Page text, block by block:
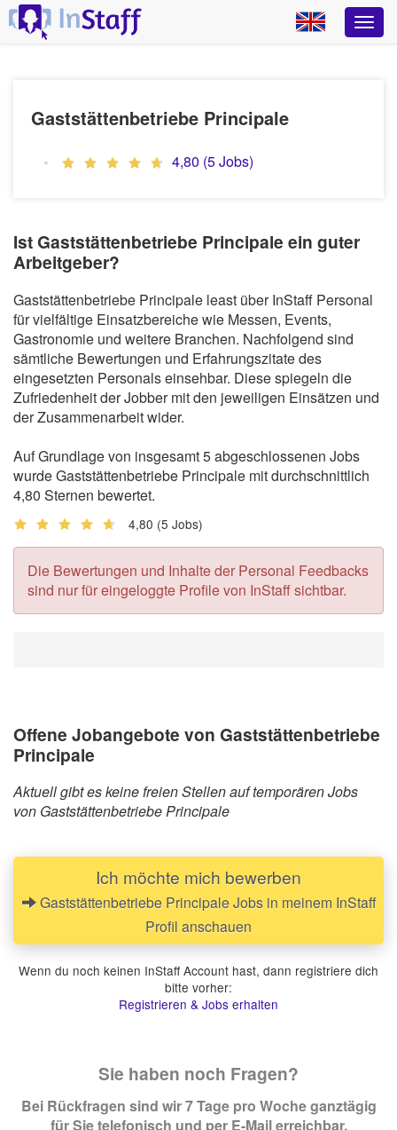
Gaststättenbetriebe Principale
4,80 (5 Jobs)
Ist Gaststättenbetriebe Principale ein guter
Arbeitgeber?
Gaststättenbetriebe Principale least über InStaff Personal
für vielfältige Einsatzbereiche wie Messen, Events,
Gastronomie und weitere Branchen. Nachfolgend sind
sämtliche Bewertungen und Erfahrungszitate des
eingesetzten Personals einsehbar. Diese spiegeln die
Zufriedenheit der Jobber mit den jeweiligen Einsätzen und
der Zusammenarbeit wider.
Auf Grundlage von insgesamt 5 abgeschlossenen Jobs
wurde Gaststättenbetriebe Principale mit durchschnittlich
4,80 Sternen bewertet.
4,80 (5 Jobs)
Die Bewertungen und Inhalte der Personal Feedbacks
sind nur für eingeloggte Profile von InStaff sichtbar.
Offene Jobangebote von Gaststättenbetriebe
Principale
Aktuell gibt es keine freien Stellen auf temporären Jobs
von Gaststättenbetriebe Principale
Ich möchte mich bewerben
Gaststättenbetriebe Principale Jobs in meinem InStaff
Profil anschauen
Wenn du noch keinen InStaff Account hast, dann registriere dich
bitte vorher:
Registrieren & Jobs erhalten
Sie haben noch Fragen?
Bei Rückfragen sind wir 7 Tage pro Woche ganztägig
für Sie telefonisch und per E-Mail erreichbar.